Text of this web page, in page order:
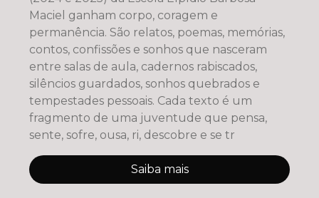
Maciel ganham corpo, coragem e
permanência. São relatos, poemas, memórias,
contos, confissões e sonhos que nasceram
entre salas de aula, cadernos rabiscados,
silêncios guardados, sonhos quebrados e
tempestades pessoais. Cada texto é um
fragmento de uma juventude que pensa,
sente, sofre, ousa, ri, descobre e se tr
Saiba mais